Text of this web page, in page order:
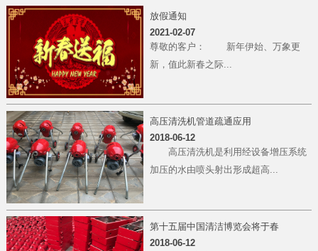
放假通知
2021-02-07
尊敬的客户： 新年伊始、万象更
新，值此新春之际...
高压清洗机管道疏通应用
2018-06-12
高压清洗机是利用经设备增压系统
加压的水由喷头射出形成超高...
第十五届中国清洁博览会将于春
2018-06-12